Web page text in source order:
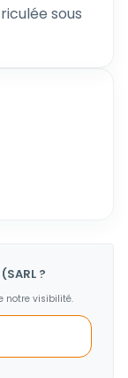
sous
?
notre visibilité.